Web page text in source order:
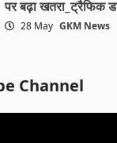
पर बढ़ा खतरा_ट्रैफिक
28 May GKM News
Channel